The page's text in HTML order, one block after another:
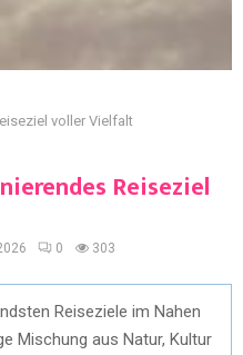
voller Vielfalt
Reiseziel
0 303
Reiseziele im Nahen
Mischung aus Natur, Kultur